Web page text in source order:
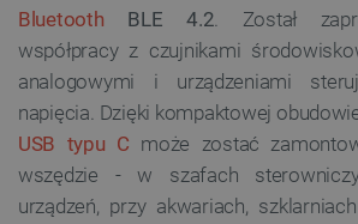
Bluetooth BLE 4.2. Został
współpracy z czujnikami
analogowymi i urządzeniami
napięcia. Dzięki kompaktowej
USB typu C może zostać
wszędzie - w szafach
urządzeń, przy akwariach,